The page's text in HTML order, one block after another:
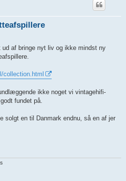
ud af bringe nyt liv og ikke mindst ny
collection.html
ikke noget vi vintagehifi-
fundet på.
solgt en til Danmark endnu, så en af jer